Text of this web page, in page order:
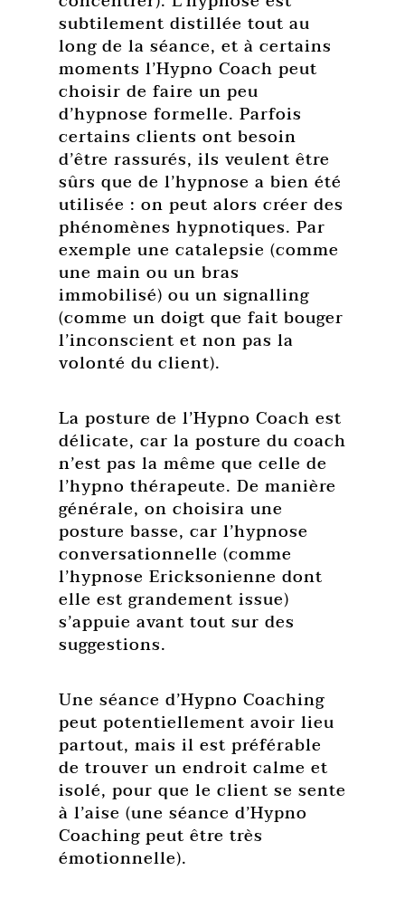
subtilement distillée tout au
long de la séance, et à certains
moments l’Hypno Coach peut
choisir de faire un peu
d’hypnose formelle. Parfois
certains clients ont besoin
d’être rassurés, ils veulent être
sûrs que de l’hypnose a bien été
utilisée : on peut alors créer des
phénomènes hypnotiques. Par
exemple une catalepsie (comme
une main ou un bras
immobilisé) ou un signalling
(comme un doigt que fait bouger
l’inconscient et non pas la
volonté du client).
La posture de l’Hypno Coach est
délicate, car la posture du coach
n’est pas la même que celle de
l’hypno thérapeute. De manière
générale, on choisira une
posture basse, car l’hypnose
conversationnelle (comme
l’hypnose Ericksonienne dont
elle est grandement issue)
s’appuie avant tout sur des
suggestions.
Une séance d’Hypno Coaching
peut potentiellement avoir lieu
partout, mais il est préférable
de trouver un endroit calme et
isolé, pour que le client se sente
à l’aise (une séance d’Hypno
Coaching peut être très
émotionnelle).